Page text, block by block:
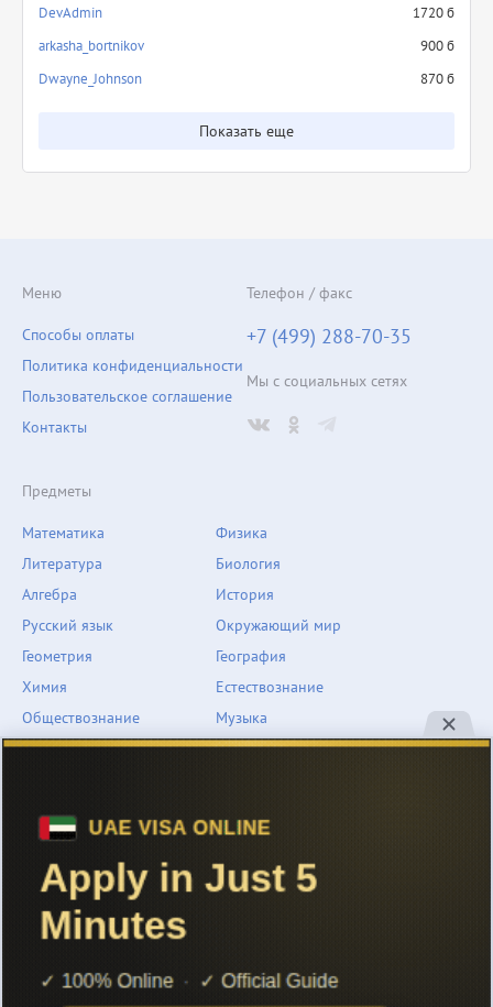
DevAdmin
1720 б
arkasha_bortnikov
900 б
Dwayne_Johnson
870 б
Показать еще
Предметы
Математика
Литература
Алгебра
Русский язык
Геометрия
Химия
Физика
Биология
История
Окружающий мир
География
Естествознание
Обществознание
Английский язык
Информатика
Человек и мир
Музыка
ОБЖ
Меню
Способы оплаты
Политика конфиденциальности
Пользовательское соглашение
Контакты
Телефон / факс
+7 (499) 288-70-35
Мы с социальных сетях